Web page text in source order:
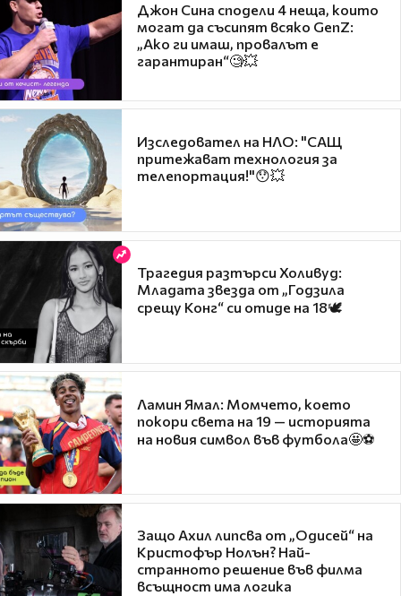
Джон Сина сподели 4 неща, които
могат да съсипят всяко GenZ:
„Ако ги имаш, провалът е
гарантиран“🧐💥
Изследовател на НЛО: "САЩ
притежават технология за
телепортация!"😯💥
Трагедия разтърси Холивуд:
Младата звезда от „Годзила
срещу Конг“ си отиде на 18🕊️
Ламин Ямал: Момчето, което
покори света на 19 — историята
на новия символ във футбола🤩⚽
Защо Ахил липсва от „Одисей“ на
Кристофър Нолън? Най-
странното решение във филма
всъщност има логика